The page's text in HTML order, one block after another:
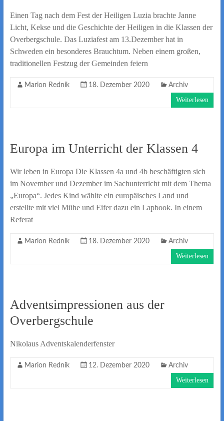
Einen Tag nach dem Fest der Heiligen Luzia brachte Janne
Licht, Kekse und die Geschichte der Heiligen in die Klassen der
Overbergschule. Das Luziafest am 13.Dezember hat in
Schweden ein besonderes Brauchtum. Neben einem großen,
traditionellen Festzug der Gemeinden feiern
Marion Rednik 18. Dezember 2020 Archiv
Weiterlesen
Europa im Unterricht der Klassen 4
Wir leben in Europa Die Klassen 4a und 4b beschäftigten sich
im November und Dezember im Sachunterricht mit dem Thema
„Europa“. Jedes Kind wählte ein europäisches Land und
erstellte mit viel Mühe und Eifer dazu ein Lapbook. In einem
Referat
Marion Rednik 18. Dezember 2020 Archiv
Weiterlesen
Adventsimpressionen aus der
Overbergschule
Nikolaus Adventskalenderfenster
Marion Rednik 12. Dezember 2020 Archiv
Weiterlesen